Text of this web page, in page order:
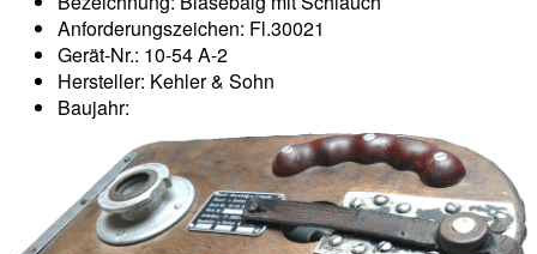
Anforderungszeichen: Fl.30021
Gerät-Nr.: 10-54 A-2
Hersteller: Kehler & Sohn
Baujahr: